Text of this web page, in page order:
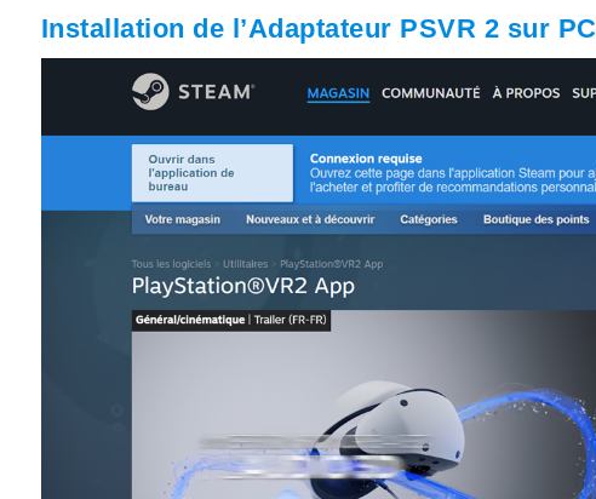
Installation de l’Adaptateur PSVR 2 sur PC